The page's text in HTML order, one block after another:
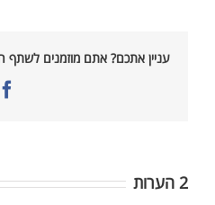
עניין אתכם? אתם מוזמנים לשתף
2 הערות